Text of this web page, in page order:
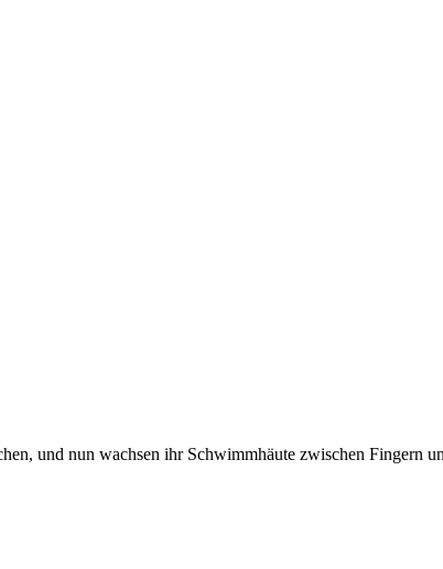
und nun wachsen ihr Schwimmhäute zwischen Fingern